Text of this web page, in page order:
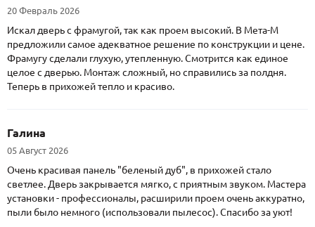
20 Февраль 2026
Искал дверь с фрамугой, так как проем высокий. В Мета-М
предложили самое адекватное решение по конструкции и цене.
Фрамугу сделали глухую, утепленную. Смотрится как единое
целое с дверью. Монтаж сложный, но справились за полдня.
Теперь в прихожей тепло и красиво.
Галина
05 Август 2026
Очень красивая панель "беленый дуб", в прихожей стало
светлее. Дверь закрывается мягко, с приятным звуком. Мастера
установки - профессионалы, расширили проем очень аккуратно,
пыли было немного (использовали пылесос). Спасибо за уют!